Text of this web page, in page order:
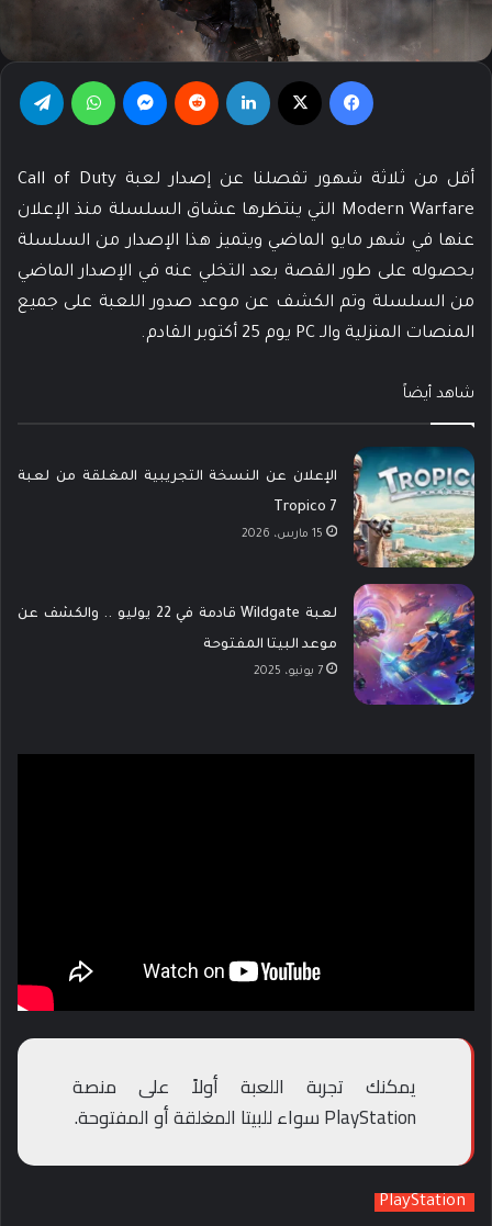
أقل من ثلاثة شهور تفصلنا عن إصدار لعبة Call of Duty
Modern Warfare التي ينتظرها عشاق السلسلة منذ الإعلان
عنها في شهر مايو الماضي ويتميز هذا الإصدار من السلسلة
بحصوله على طور القصة بعد التخلي عنه في الإصدار الماضي
من السلسلة وتم الكشف عن موعد صدور اللعبة على جميع
المنصات المنزلية والـ PC يوم 25 أكتوبر القادم.
شاهد أيضاً
الإعلان عن النسخة التجريبية المغلقة من لعبة
Tropico 7
15 مارس، 2026
لعبة Wildgate قادمة في 22 يوليو .. والكشف عن
موعد البيتا المفتوحة
7 يونيو، 2025
يمكنك تجربة اللعبة أولاً على منصة
PlayStation سواء للبيتا المغلقة أو المفتوحة.